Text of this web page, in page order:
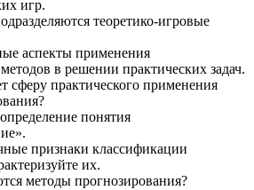
игр.
теоретико-игровые
аспекты применения
в решении практических задач.
сферу практического применения
понятия
признаки классификации
их.
методы прогнозирования?